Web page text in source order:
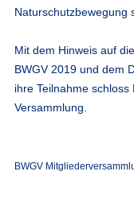
Naturschutzbewegung
Mit dem Hinweis auf
BWGV 2019 und dem
ihre Teilnahme
Versammlung.
BWGV